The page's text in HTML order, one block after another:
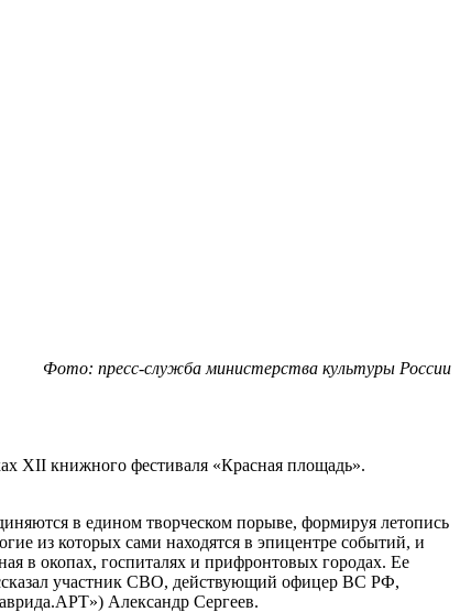
Фото: пресс-служба министерства культуры России
XII книжного фестиваля «Красная площадь».
в едином творческом порыве, формируя летопись
из которых сами находятся в эпицентре событий, и
в окопах, госпиталях и прифронтовых городах. Ее
участник СВО, действующий офицер ВС РФ,
Александр Сергеев.